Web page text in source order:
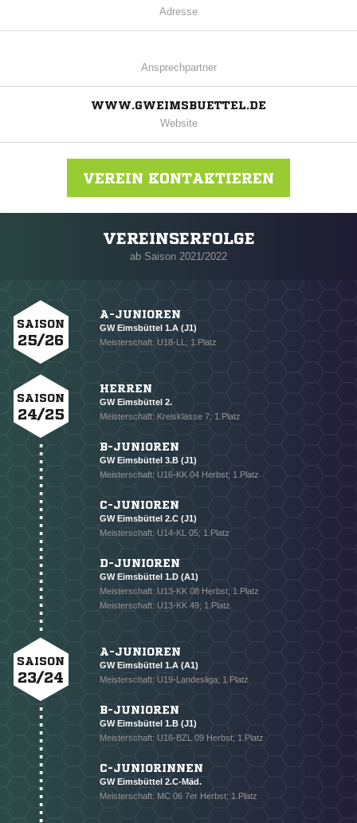
Adresse
Ansprechpartner
WWW.GWEIMSBUETTEL.DE
Website
VEREIN KONTAKTIEREN
Nachricht an GW Eimsbüttel
NACHRICHT SENDEN
* Pflichtfelder
VEREINSERFOLGE
ab Saison 2021/2022
SAISON
25/26
A-JUNIOREN
GW Eimsbüttel 1.A (J1)
Meisterschaft: U18-LL; 1.Platz
SAISON
24/25
HERREN
GW Eimsbüttel 2.
Meisterschaft: Kreisklasse 7; 1.Platz
B-JUNIOREN
GW Eimsbüttel 3.B (J1)
Meisterschaft: U16-KK 04 Herbst; 1.Platz
C-JUNIOREN
GW Eimsbüttel 2.C (J1)
Meisterschaft: U14-KL 05; 1.Platz
D-JUNIOREN
GW Eimsbüttel 1.D (A1)
Meisterschaft: U13-KK 08 Herbst; 1.Platz
Meisterschaft: U13-KK 49; 1.Platz
SAISON
23/24
A-JUNIOREN
GW Eimsbüttel 1.A (A1)
Meisterschaft: U19-Landesliga; 1.Platz
B-JUNIOREN
GW Eimsbüttel 1.B (J1)
Meisterschaft: U16-BZL 09 Herbst; 1.Platz
C-JUNIORINNEN
GW Eimsbüttel 2.C-Mäd.
Meisterschaft: MC 06 7er Herbst; 1.Platz